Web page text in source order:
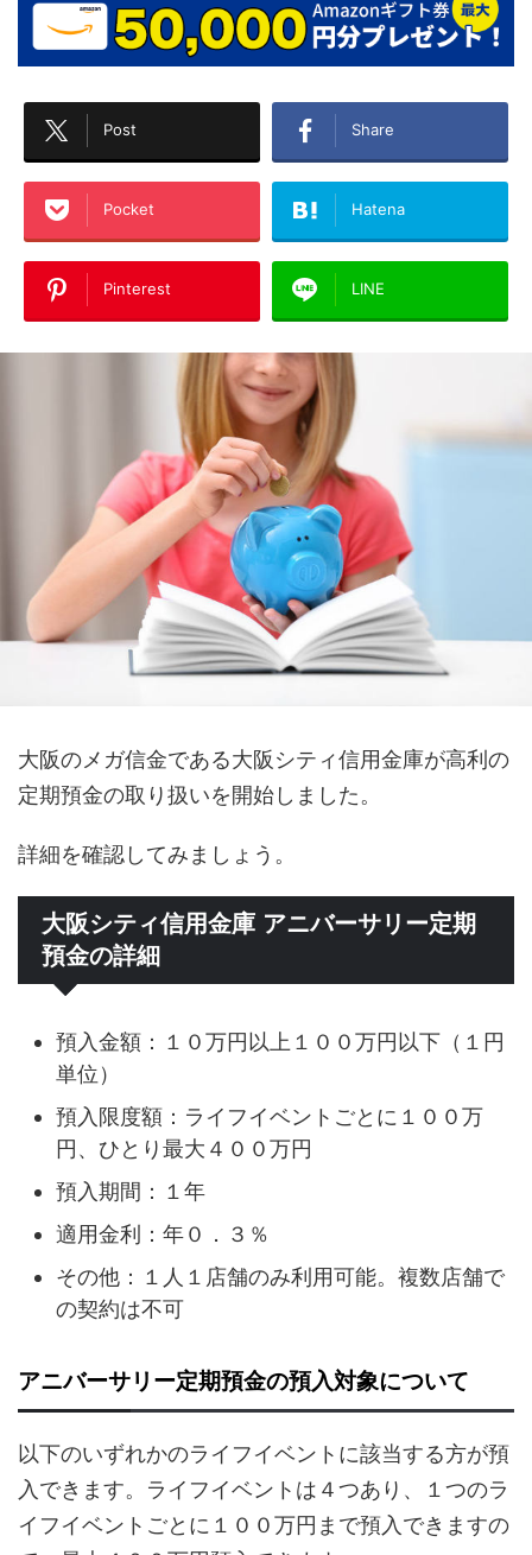
Post Share
Pocket Hatena
Pinterest LINE
大阪のメガ信金である大阪シティ信用金庫が高利の
定期預金の取り扱いを開始しました。
詳細を確認してみましょう。
大阪シティ信用金庫 アニバーサリー定期
預金の詳細
預入金額：１０万円以上１００万円以下（１円
単位）
預入限度額：ライフイベントごとに１００万
円、ひとり最大４００万円
預入期間：１年
適用金利：年０．３％
その他：１人１店舗のみ利用可能。複数店舗で
の契約は不可
アニバーサリー定期預金の預入対象について
以下のいずれかのライフイベントに該当する方が預
入できます。ライフイベントは４つあり、１つのラ
イフイベントごとに１００万円まで預入できますの